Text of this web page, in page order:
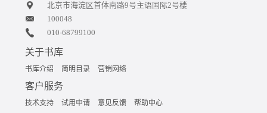
北京市海淀区首体南路9号主语国际2号楼
100048
010-68799100
关于书库
书库介绍 简明目录 营销网络
客户服务
技术支持 试用申请 意见反馈 帮助中心